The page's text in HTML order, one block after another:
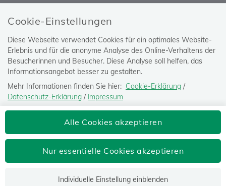
Cookie-Einstellungen
Diese Webseite verwendet Cookies für ein optimales Website-
Erlebnis und für die anonyme Analyse des Online-Verhaltens der
Besucherinnen und Besucher. Diese Analyse soll helfen, das
Informationsangebot besser zu gestalten.
Mehr Informationen finden Sie hier: Cookie-Erklärung /
Datenschutz-Erklärung / Impressum
Die Einstellung können Sie jederzeit auf der Seite "Datenschutz-
" ändern.Alle Cookies akzeptieren
Nur essentielle Cookies akzeptieren
Individuelle Einstellung einblenden
Bediensteter, Eisenbahnen und Bergbau
Tel: 050405-0